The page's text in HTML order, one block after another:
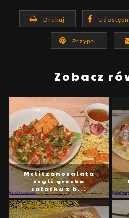
Drukuj
Przypnij
Zobacz
Melitzanosalata
czyli grecka
sałatka z b...